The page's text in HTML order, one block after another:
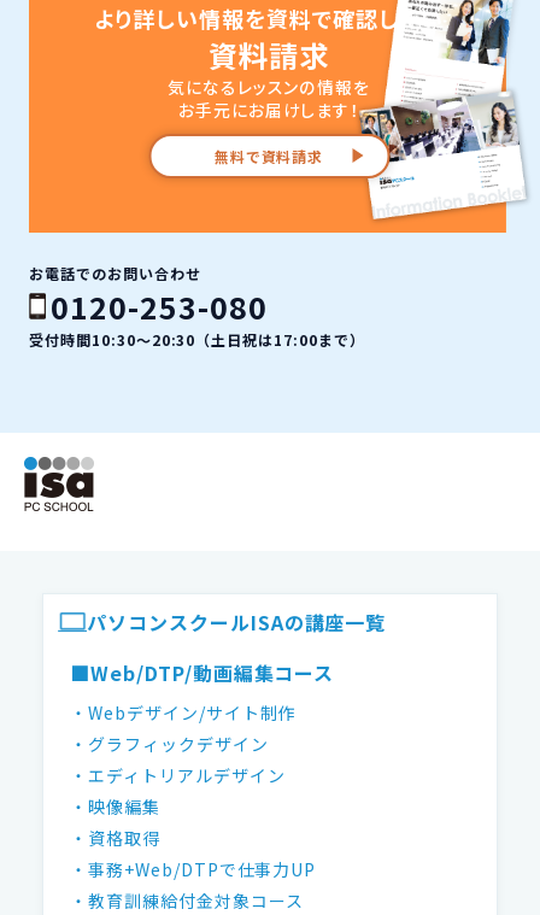
より詳しい情報を資料で確認したい
資料請求
気になるレッスンの情報を
お手元にお届けします！
無料で資料請求
お電話でのお問い合わせ
0120-253-080
受付時間10:30〜20:30（土日祝は17:00まで）
パソコンスクールISAの講座一覧
■Web/DTP/動画編集コース
・Webデザイン/サイト制作
・グラフィックデザイン
・エディトリアルデザイン
・映像編集
・資格取得
・事務+Web/DTPで仕事力UP
・教育訓練給付金対象コース